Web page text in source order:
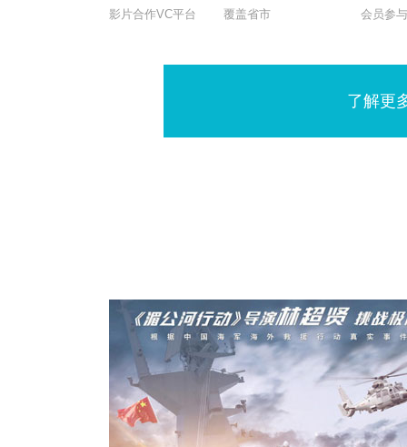
影片合作VC平台 覆盖省市 会员参
了解更